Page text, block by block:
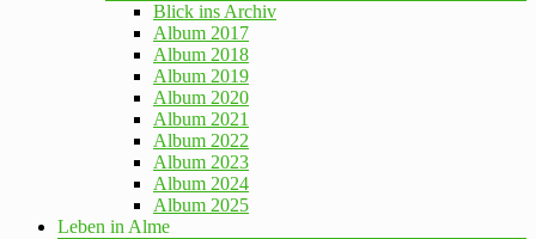
Blick ins Archiv
Album 2017
Album 2018
Album 2019
Album 2020
Album 2021
Album 2022
Album 2023
Album 2024
Album 2025
Leben in Alme